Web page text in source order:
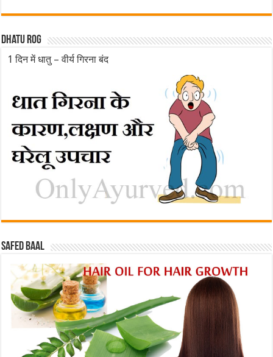
Dhatu rog
1 दिन में धातु – वीर्य गिरना बंद
Safed baal